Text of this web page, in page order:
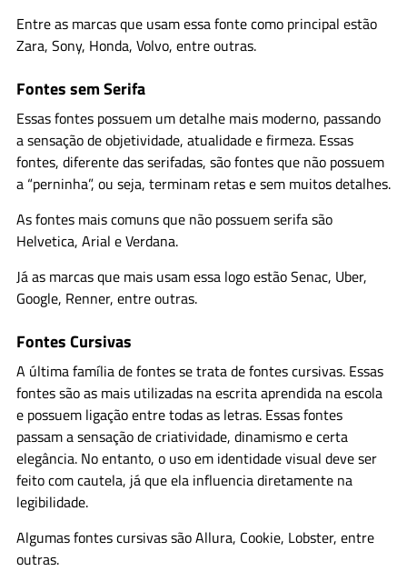
Entre as marcas que usam essa fonte como principal estão
Zara, Sony, Honda, Volvo, entre outras.
Fontes sem Serifa
Essas fontes possuem um detalhe mais moderno, passando
a sensação de objetividade, atualidade e firmeza. Essas
fontes, diferente das serifadas, são fontes que não possuem
a “perninha”, ou seja, terminam retas e sem muitos detalhes.
As fontes mais comuns que não possuem serifa são
Helvetica, Arial e Verdana.
Já as marcas que mais usam essa logo estão Senac, Uber,
Google, Renner, entre outras.
Fontes Cursivas
A última família de fontes se trata de fontes cursivas. Essas
fontes são as mais utilizadas na escrita aprendida na escola
e possuem ligação entre todas as letras. Essas fontes
passam a sensação de criatividade, dinamismo e certa
elegância. No entanto, o uso em identidade visual deve ser
feito com cautela, já que ela influencia diretamente na
legibilidade.
Algumas fontes cursivas são Allura, Cookie, Lobster, entre
outras.